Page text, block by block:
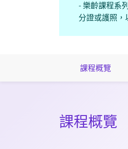
- 樂齡課程系
分證或護照，
課程概覽
課程概覽